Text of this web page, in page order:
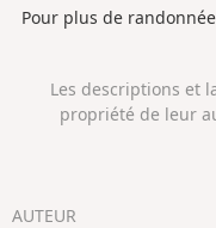
Nideggen, monte
des grès bigarrés
par Nideggen-Brück.
Pour plus de
Les descriptions et
propriété de leur
AUTEUR